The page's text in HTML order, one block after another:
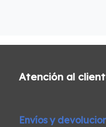
Atención al
Envíos y